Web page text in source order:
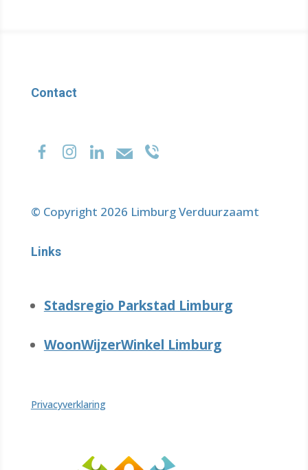
Contact
© Copyright 2026 Limburg Verduurzaamt
Links
Stadsregio Parkstad Limburg
WoonWijzerWinkel Limburg
Privacyverklaring